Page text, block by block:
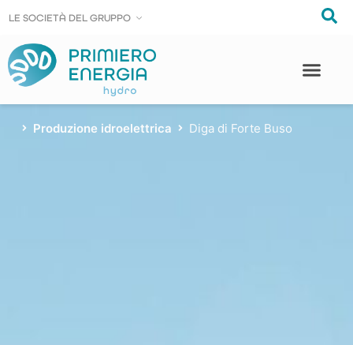
LE SOCIETÀ DEL GRUPPO
LE SOCIETÀ DEL GRUPPO
Produzione idroelettrica Diga di Forte Buso